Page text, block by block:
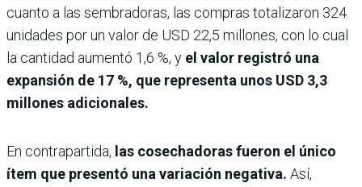
cuanto a las sembradoras, las compras totalizaron 324
unidades por un valor de USD 22,5 millones, con lo cual
la cantidad aumentó 1,6 %, y el valor registró una
expansión de 17 %, que representa unos USD 3,3
millones adicionales.
En contrapartida, las cosechadoras fueron el único
ítem que presentó una variación negativa. Así,